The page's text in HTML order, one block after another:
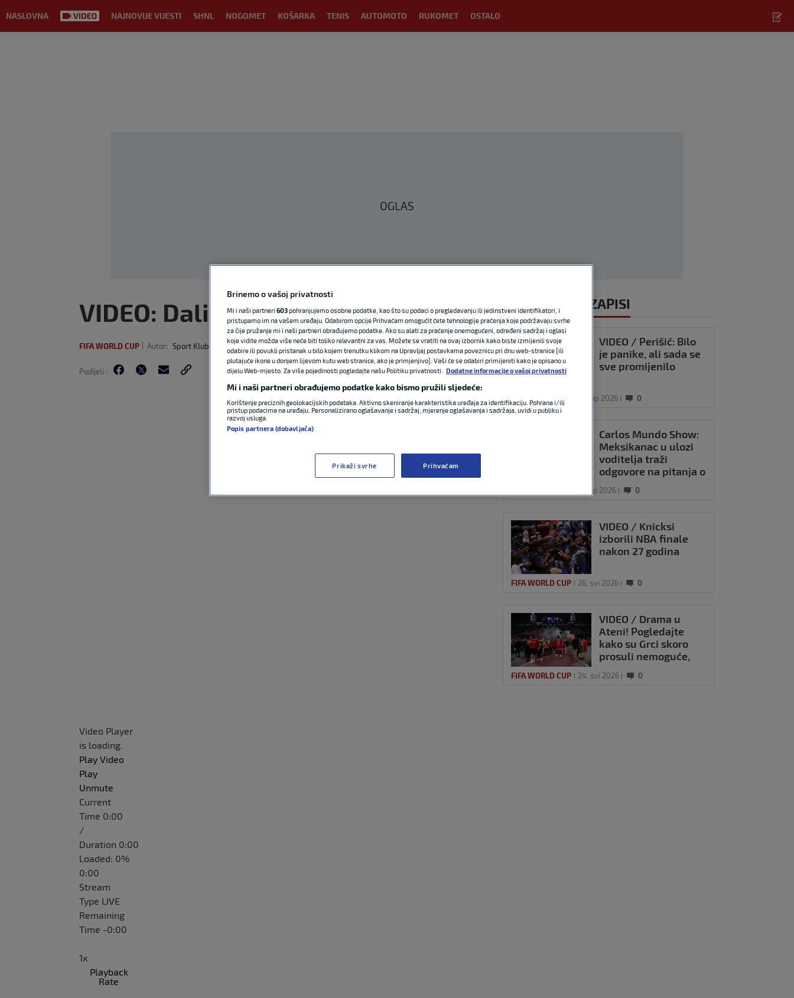
NASLOVNA NAJNOVIJE VIJESTI SHNL NOGOMET KOŠARKA TENIS AUTOMOTO RUKOMET OSTALO
OGLAS
VIDEO: Dalić zaplakao na klupi
FIFA WORLD CUP Autor: Sport Klub 14. stu 2021 17:19 >17:19 4 komentara
Podijeli :
Video Player
is loading.
Play Video
Play
Unmute
Current
Time 0:00
/
Duration 0:00
Loaded: 0%
0:00
Stream
Type LIVE
Remaining
Time -0:00
1x
Playback
Rate
OSTALI VIDEOZAPISI
VIDEO / Perišić: Bilo
je panike, ali sada se
sve promijenilo
28. lip 2026 0
Carlos Mundo Show:
Meksikanac u ulozi
voditelja traži
odgovore na pitanja o
13. lip 2026 0
VIDEO / Knicksi
izborili NBA finale
nakon 27 godina
FIFA WORLD CUP 26. svi 2026 0
VIDEO / Drama u
Ateni! Pogledajte
kako su Grci skoro
prosuli nemoguće,
‘Madre Mia’
FIFA WORLD CUP 24. svi 2026 0
Brinemo o vašoj privatnosti
Mi i naši partneri 603pohranjujemo osobne podatke, kao što su podaci o pregledavanju ili jedinstveni identifikatori, i
pristupamo im na vašem uređaju. Odabirom opcije Prihvaćam omogućit ćete tehnologije praćenja koje podržavaju svrhe
za čije pružanje mi i naši partneri obrađujemo podatke. Ako su alati za praćenje onemogućeni, određeni sadržaj i oglasi
koje vidite možda više neće biti toliko relevantni za vas. Možete se vratiti na ovaj izbornik kako biste izmijenili svoje
odabire ili povukli pristanak u bilo kojem trenutku klikom na Upravljaj postavkama poveznicu pri dnu web-stranice [ili
plutajuće ikone u donjem lijevom kutu web stranice, ako je primjenjivo]. Vaši će se odabiri primijeniti kako je opisano u
dijelu Web-mjesto. Za više pojedinosti pogledajte našu Politiku privatnosti.
Dodatne informacije o vašoj privatnosti
Mi i naši partneri obrađujemo podatke kako bismo pružili sljedeće:
Korištenje preciznih geolokacijskih podataka. Aktivno skeniranje karakteristika uređaja za identifikaciju. Pohrana i/ili
pristup podacima na uređaju. Personalizirano oglašavanje i sadržaj, mjerenje oglašavanja i sadržaja, uvidi u publiku i
razvoj usluga.
Popis partnera (dobavljača)
Prikaži svrhe Prihvaćam